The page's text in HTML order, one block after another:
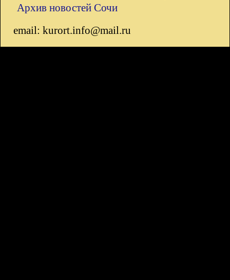
Архив новостей Сочи
email: kurort.info@mail.ru